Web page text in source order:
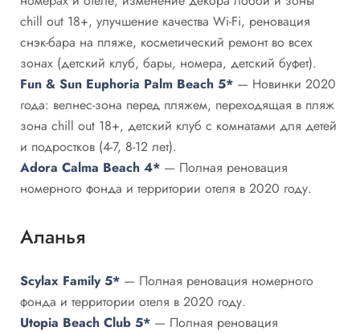
chill out 18+, улучшение качества Wi-Fi, реновация
снэк-бара на пляже, косметический ремонт во всех
зонах (детский клуб, бары, номера, детский буфет).
Fun & Sun Euphoria Palm Beach 5* — Новинки 2020
года: велнес-зона перед пляжем, переходящая в пляж
зона chill out 18+, детский клуб с комнатами для детей
и подростков (4-7, 8-12 лет).
Adora Calma Beach 4* — Полная реновация
номерного фонда и территории отеля в 2020 году.
Аланья
Scylax Family 5* — Полная реновация номерного
фонда и территории отеля в 2020 году.
Utopia Beach Club 5* — Полная реновация